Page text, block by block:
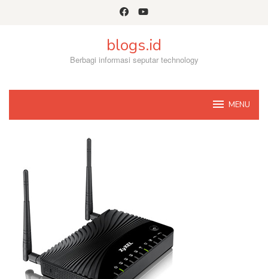
blogs.id
Berbagi informasi seputar technology
MENU